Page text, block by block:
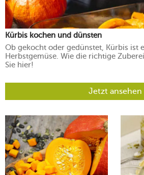
Kürbis kochen und dünsten
Ob gekocht oder gedünstet, Kürbis ist
Herbstgemüse. Wie die richtige
Sie hier!
Jetzt ansehen